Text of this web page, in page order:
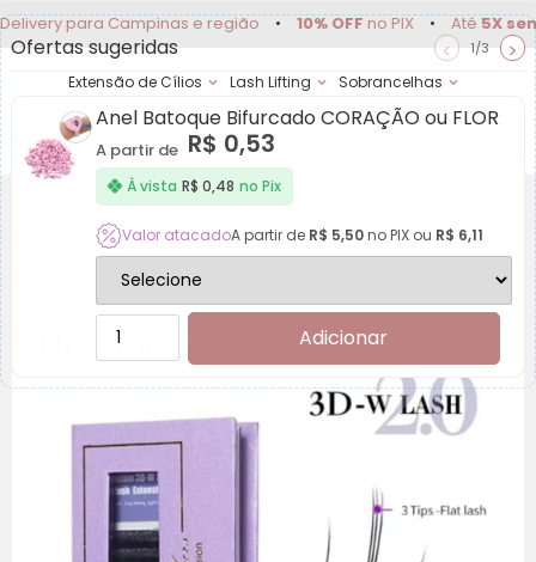
para Campinas e região • 10% OFFno PIX • Até5X sem juros
Extensão de Cílios Lash Lifting Sobrancelhas
Achadinhos Minha
Cílios Decemars W 3D 2.0 0,07D
Ofertas sugeridas < 1/3 >
Anel Batoque Bifurcado CORAÇÃO ou FLOR
A partir de R$ 0,53
À vista R$ 0,48 no Pix
Valor atacadoA partir de R$ 5,50no PIX ou R$ 6,11
Adicionar